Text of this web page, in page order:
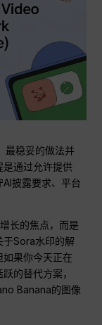
最稳妥的做法并
是通过允许提供
披露要求、平台
长的焦点，而是
于Sora水印的解
果你今天正在
的替代方案，
Banana的图像